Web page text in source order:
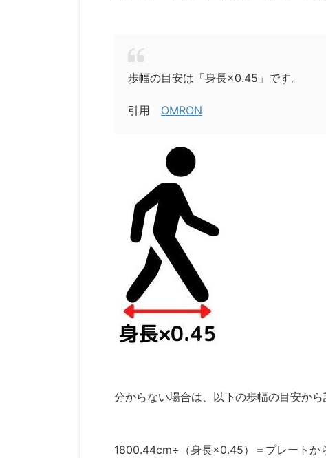
歩幅の目安は「身長×0.45」です。
引用 OMRON
分からない場合は、以下の歩幅の目安から
1800.44cm÷（身長×0.45）＝プレートか